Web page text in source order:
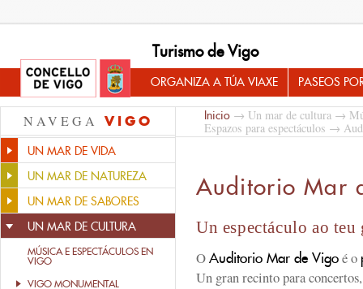
Turismo de Vigo
ORGANIZA A TÚA VIAXE PASEOS
NAVEGA VIGO
UN MAR DE VIDA
UN MAR DE NATUREZA
UN MAR DE SABORES
UN MAR DE CULTURA
MÚSICA E ESPECTÁCULOS EN
VIGO
VIGO MONUMENTAL
Inicio → Un mar de cultura →
Espazos para espectáculos →
Auditorio Mar
Un espectáculo ao
OAuditorio Mar de Vigoé o
Un gran recinto para